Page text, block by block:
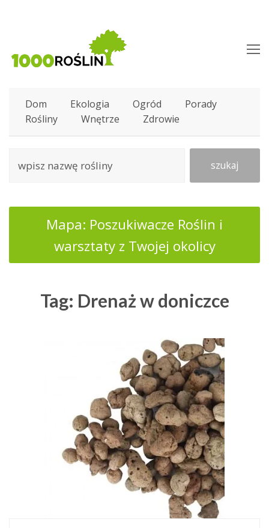
Dom Ekologia Ogród
Porady
Rośliny
Wnętrze Zdrowie
szukaj
Mapa: Poszukiwacze Roślin i
warsztaty z Twojej okolicy
Tag: Drenaż w doniczce